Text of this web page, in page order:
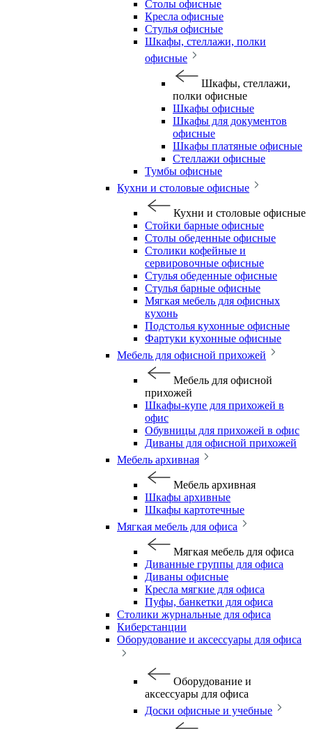
Столы офисные
Кресла офисные
Стулья офисные
Шкафы, стеллажи, полки
офисные
Шкафы, стеллажи,
полки офисные
Шкафы офисные
Шкафы для документов
офисные
Шкафы платяные офисные
Стеллажи офисные
Тумбы офисные
Кухни и столовые офисные
Кухни и столовые офисные
Стойки барные офисные
Столы обеденные офисные
Столики кофейные и
сервировочные офисные
Стулья обеденные офисные
Стулья барные офисные
Мягкая мебель для офисных
кухонь
Подстолья кухонные офисные
Фартуки кухонные офисные
Мебель для офисной прихожей
Мебель для офисной
прихожей
Шкафы-купе для прихожей в
офис
Обувницы для прихожей в офис
Диваны для офисной прихожей
Мебель архивная
Мебель архивная
Шкафы архивные
Шкафы картотечные
Мягкая мебель для офиса
Мягкая мебель для офиса
Диванные группы для офиса
Диваны офисные
Кресла мягкие для офиса
Пуфы, банкетки для офиса
Столики журнальные для офиса
Киберстанции
Оборудование и аксессуары для офиса
Оборудование и
аксессуары для офиса
Доски офисные и учебные